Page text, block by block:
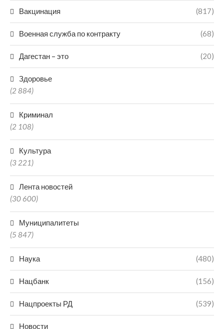
Вакцинация (817)
Военная служба по контракту (68)
Дагестан – это (20)
Здоровье
(2 884)
Криминал
(2 108)
Культура
(3 221)
Лента новостей
(30 600)
Муниципалитеты
(5 847)
Наука (480)
Нацбанк (156)
Нацпроекты РД (539)
Новости